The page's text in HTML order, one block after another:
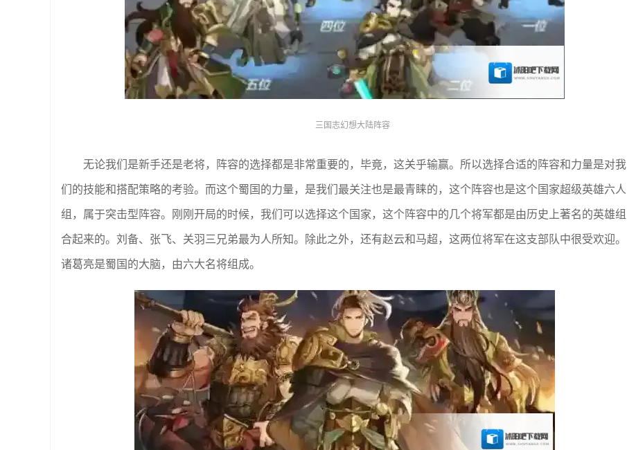
三国志幻想大陆阵容
无论我们是新手还是老将，阵容的选择都是非常重要的，毕竟，这关乎输赢。所以选择合适的阵容和力量是对我
们的技能和搭配策略的考验。而这个蜀国的力量，是我们最关注也是最青睐的，这个阵容也是这个国家超级英雄六人
组，属于突击型阵容。刚刚开局的时候，我们可以选择这个国家，这个阵容中的几个将军都是由历史上著名的英雄组
合起来的。刘备、张飞、关羽三兄弟最为人所知。除此之外，还有赵云和马超，这两位将军在这支部队中很受欢迎。
诸葛亮是蜀国的大脑，由六大名将组成。